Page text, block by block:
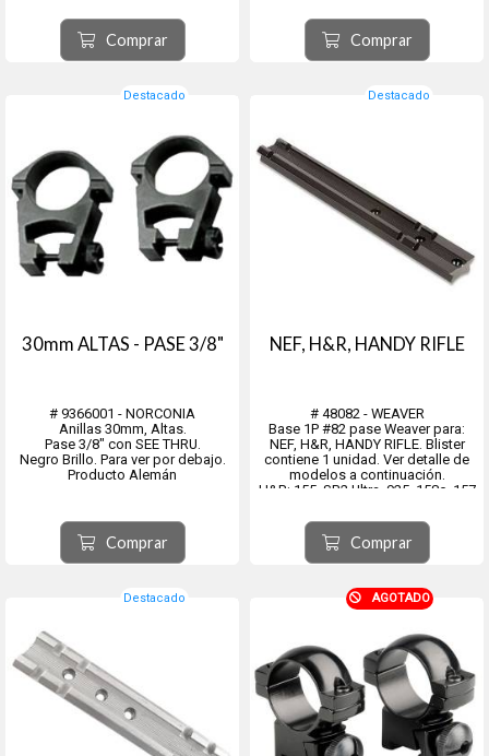
Están fabricados con aluminio de
calidad aeronáutica según
estándares precisos para resistir
un retroceso abusivo sin...
Comprar Comprar
Destacado
30mm ALTAS - PASE 3/8"
# 9366001 - NORCONIA
Anillas 30mm, Altas.
Pase 3/8" con SEE THRU.
Negro Brillo. Para ver por debajo.
Producto Alemán
Comprar
Destacado
NEF, H&R, HANDY RIFLE
# 48082 - WEAVER
Base 1P #82 pase Weaver para:
NEF, H&R, HANDY RIFLE. Blister
contiene 1 unidad. Ver detalle de
modelos a continuación.
H&R: 155, SB2 Ultra, 925, 158c, 157
Muzzleloader
Comprar
Destacado AGOTADO